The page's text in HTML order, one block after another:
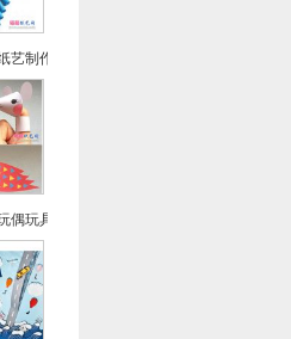
艺制作首饰 折纸项链DIY作品欣赏
偶玩具DIY折纸作品 纸艺手偶图片欣赏